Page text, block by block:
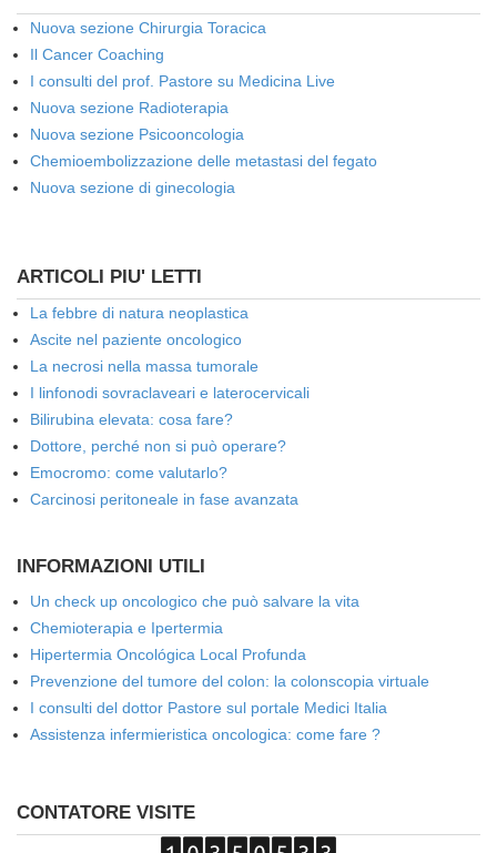
Nuova sezione Chirurgia Toracica
Il Cancer Coaching
I consulti del prof. Pastore su Medicina Live
Nuova sezione Radioterapia
Nuova sezione Psicooncologia
Chemioembolizzazione delle metastasi del fegato
Nuova sezione di ginecologia
ARTICOLI PIU' LETTI
La febbre di natura neoplastica
Ascite nel paziente oncologico
La necrosi nella massa tumorale
I linfonodi sovraclaveari e laterocervicali
Bilirubina elevata: cosa fare?
Dottore, perché non si può operare?
Emocromo: come valutarlo?
Carcinosi peritoneale in fase avanzata
INFORMAZIONI UTILI
Un check up oncologico che può salvare la vita
Chemioterapia e Ipertermia
Hipertermia Oncológica Local Profunda
Prevenzione del tumore del colon: la colonscopia virtuale
I consulti del dottor Pastore sul portale Medici Italia
Assistenza infermieristica oncologica: come fare ?
CONTATORE VISITE